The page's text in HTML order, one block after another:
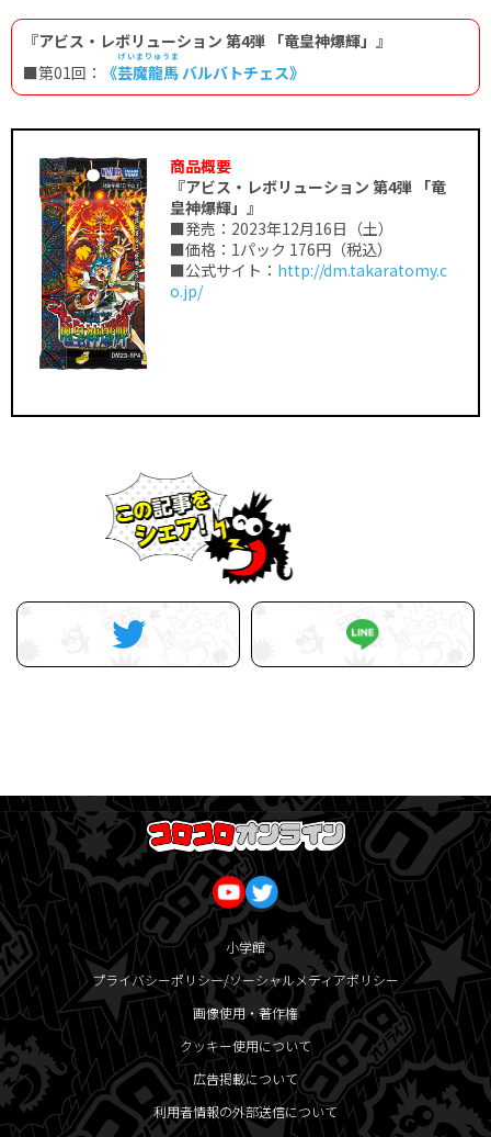
『アビス・レボリューション 第4弾 「竜皇神爆輝」』
■第01回：
《芸魔龍馬
げいまりゅうま
バルバトチェス》
商品概要
『アビス・レボリューション 第4弾 「竜
皇神爆輝」』
■発売：2023年12月16日（土）
■価格：1パック 176円（税込）
■公式サイト： http://dm.takaratomy.c
o.jp/
小学館
プライバシーポリシー/ソーシャルメディアポリシー
画像使用・著作権
クッキー使用について
広告掲載について
利用者情報の外部送信について